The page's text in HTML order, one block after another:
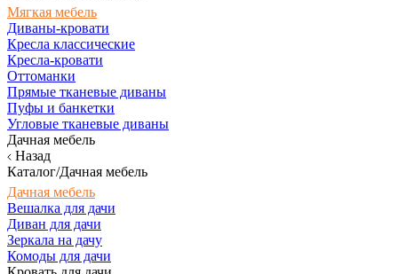
Мягкая мебель
Диваны-кровати
Кресла классические
Кресла-кровати
Оттоманки
Прямые тканевые диваны
Пуфы и банкетки
Угловые тканевые диваны
Дачная мебель
Назад
Каталог/Дачная мебель
Дачная мебель
Вешалка для дачи
Диван для дачи
Зеркала на дачу
Комоды для дачи